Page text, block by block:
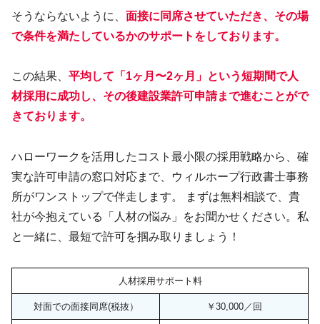
そうならないように、 面接に同席させていただき、その場
で条件を満たしているかのサポート をしております。
この結果、 平均して「1ヶ月〜2ヶ月」という短期間で人
材採用に成功し、その後建設業許可申請まで進むことがで
きております。
ハローワークを活用したコスト最小限の採用戦略から、確
実な許可申請の窓口対応まで、ウィルホープ行政書士事務
所がワンストップで伴走します。 まずは無料相談で、貴
社が今抱えている「人材の悩み」をお聞かせください。私
と一緒に、最短で許可を掴み取りましょう！
人材採用サポート料
対面での面接同席(税抜） ￥30,000／回